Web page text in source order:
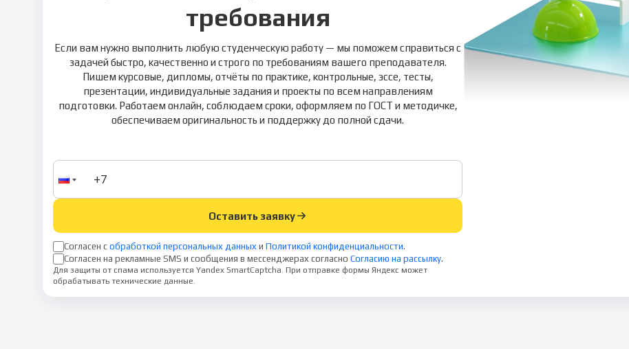
требования
Если вам нужно выполнить любую студенческую работу — мы поможем справиться с
задачей быстро, качественно и строго по требованиям вашего преподавателя.
Пишем курсовые, дипломы, отчёты по практике, контрольные, эссе, тесты,
презентации, индивидуальные задания и проекты по всем направлениям
подготовки. Работаем онлайн, соблюдаем сроки, оформляем по ГОСТ и методичке,
обеспечиваем оригинальность и поддержку до полной сдачи.
Оставить заявку
Согласен с обработкой персональных данных и Политикой конфиденциальности.
Согласен на рекламные SMS и сообщения в мессенджерах согласно Согласию на рассылку.
Для защиты от спама используется Yandex SmartCaptcha. При отправке формы Яндекс может
обрабатывать технические данные.